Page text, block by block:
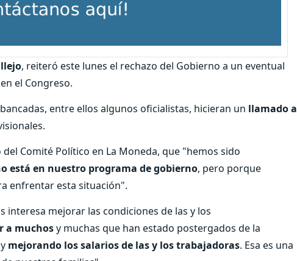
, reiteró este lunes el rechazo del Gobierno a un eventual
el Congreso.
entre ellos algunos oficialistas, hicieran un llamado a
Comité Político en La Moneda, que "hemos sido
está en nuestro programa de gobierno, pero porque
enfrentar esta situación".
interesa mejorar las condiciones de las y los
a muchosy muchas que han estado postergados de la
mejorando los salarios de las y los trabajadoras. Esa es una